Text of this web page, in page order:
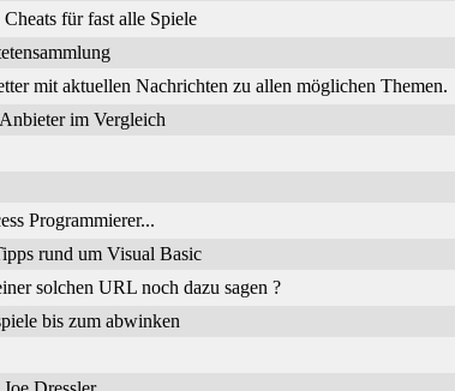
für fast alle Spiele
mit aktuellen Nachrichten zu allen möglichen Themen.
im Vergleich
Programmierer...
rund um Visual Basic
solchen URL noch dazu sagen ?
bis zum abwinken